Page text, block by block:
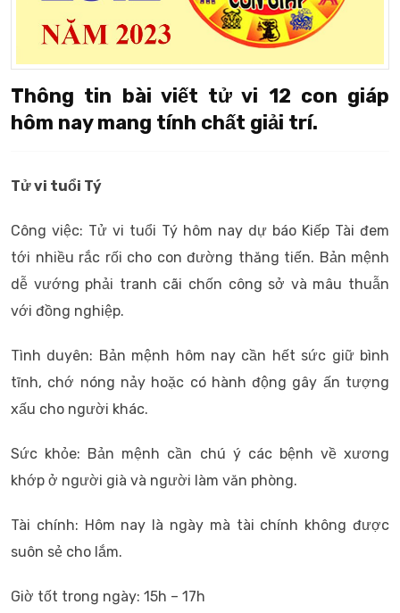
Thông tin bài viết tử vi 12 con giáp
hôm nay mang tính chất giải trí.
Tử vi tuổi Tý
Công việc: Tử vi tuổi Tý hôm nay dự báo Kiếp Tài đem
tới nhiều rắc rối cho con đường thăng tiến. Bản mệnh
dễ vướng phải tranh cãi chốn công sở và mâu thuẫn
với đồng nghiệp.
Tình duyên: Bản mệnh hôm nay cần hết sức giữ bình
tĩnh, chớ nóng nảy hoặc có hành động gây ấn tượng
xấu cho người khác.
Sức khỏe: Bản mệnh cần chú ý các bệnh về xương
khớp ở người già và người làm văn phòng.
Tài chính: Hôm nay là ngày mà tài chính không được
suôn sẻ cho lắm.
Giờ tốt trong ngày: 15h – 17h